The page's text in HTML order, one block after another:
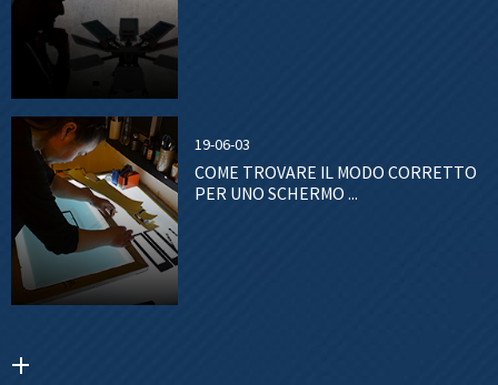
19-06-03
COME TROVARE IL MODO CORRETTO
PER UNO SCHERMO ...